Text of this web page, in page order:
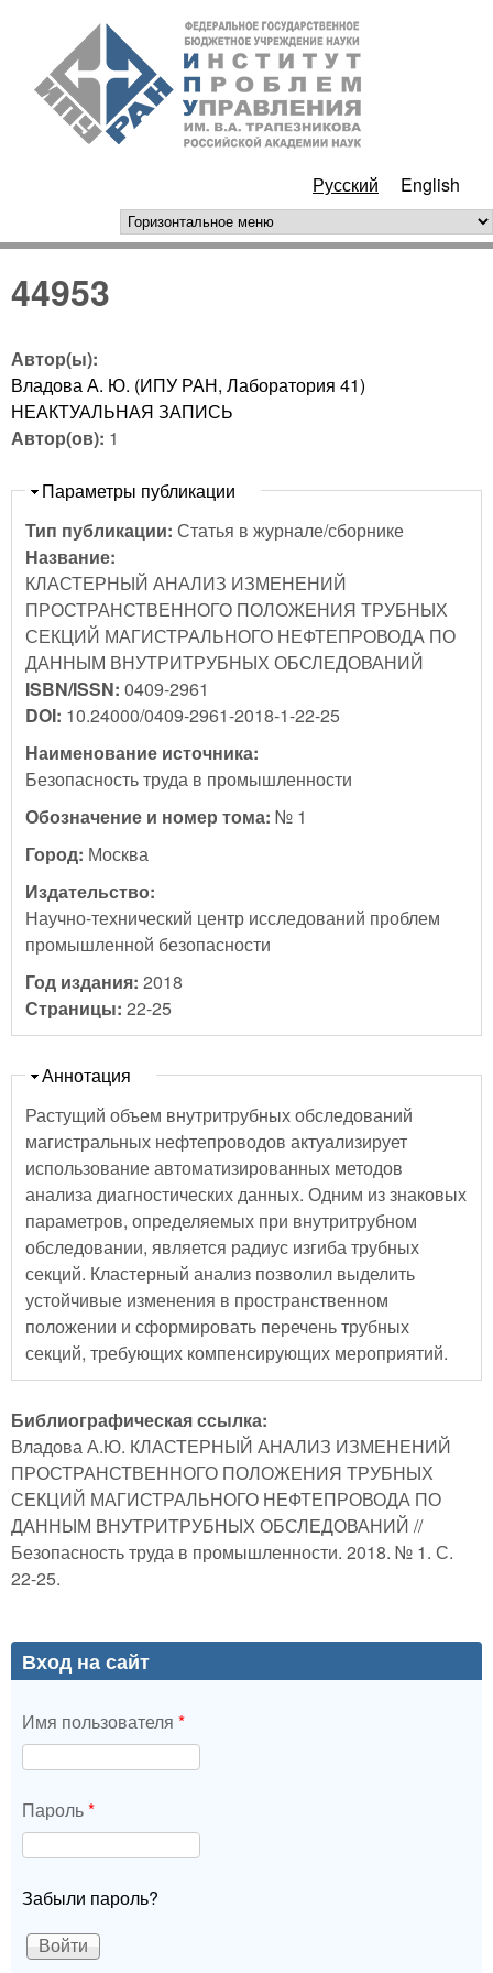
Перейти к основному
содержанию
РАН
Русский English
горизонтальное меню
44953
Автор(ы):
Владова А. Ю. (ИПУ РАН, Лаборатория 41)
НЕАКТУАЛЬНАЯ ЗАПИСЬ
Автор(ов): 1
Скрыть
Параметры публикации
Тип публикации: Статья в журнале/сборнике
Название:
КЛАСТЕРНЫЙ АНАЛИЗ ИЗМЕНЕНИЙ
ПРОСТРАНСТВЕННОГО ПОЛОЖЕНИЯ ТРУБНЫХ
СЕКЦИЙ МАГИСТРАЛЬНОГО НЕФТЕПРОВОДА ПО
ДАННЫМ ВНУТРИТРУБНЫХ ОБСЛЕДОВАНИЙ
ISBN/ISSN: 0409-2961
DOI: 10.24000/0409-2961-2018-1-22-25
Наименование источника:
Безопасность труда в промышленности
Обозначение и номер тома: № 1
Город: Москва
Издательство:
Научно-технический центр исследований проблем
промышленной безопасности
Год издания: 2018
Страницы: 22-25
Скрыть
Аннотация
Растущий объем внутритрубных обследований
магистральных нефтепроводов актуализирует
использование автоматизированных методов
анализа диагностических данных. Одним из знаковых
параметров, определяемых при внутритрубном
обследовании, является радиус изгиба трубных
секций. Кластерный анализ позволил выделить
устойчивые изменения в пространственном
положении и сформировать перечень трубных
секций, требующих компенсирующих мероприятий.
Библиографическая ссылка:
Владова А.Ю. КЛАСТЕРНЫЙ АНАЛИЗ ИЗМЕНЕНИЙ
ПРОСТРАНСТВЕННОГО ПОЛОЖЕНИЯ ТРУБНЫХ
СЕКЦИЙ МАГИСТРАЛЬНОГО НЕФТЕПРОВОДА ПО
ДАННЫМ ВНУТРИТРУБНЫХ ОБСЛЕДОВАНИЙ //
Безопасность труда в промышленности. 2018. № 1. С.
22-25.
Вход на сайт
Имя пользователя *
Пароль*
Забыли пароль?